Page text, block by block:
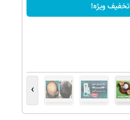
تخفیف ویژه!
›